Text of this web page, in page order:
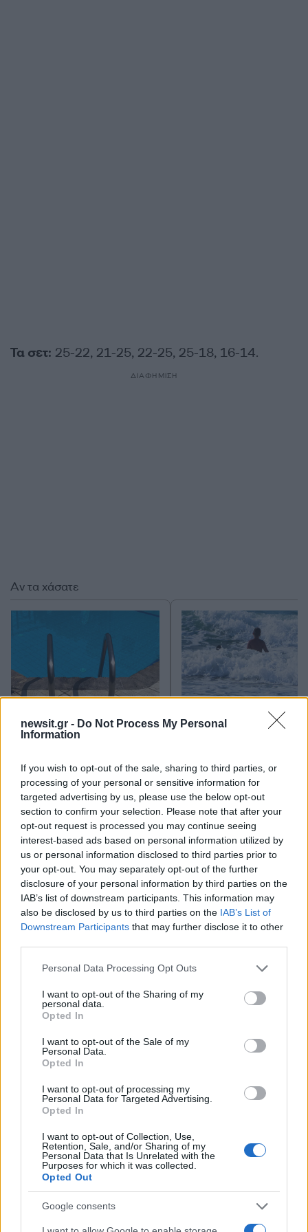
newsit.gr - Do Not Process My Personal
Information
If you wish to opt-out of the sale, sharing to third parties, or
processing of your personal or sensitive information for
targeted advertising by us, please use the below opt-out
section to confirm your selection. Please note that after your
opt-out request is processed you may continue seeing
interest-based ads based on personal information utilized by
us or personal information disclosed to third parties prior to
your opt-out. You may separately opt-out of the further
disclosure of your personal information by third parties on the
IAB’s list of downstream participants. This information may
also be disclosed by us to third parties on the IAB’s List of
Downstream Participants that may further disclose it to other
Please note that this website/app uses one or more Google
not limited to your visit or usage behaviour. You may click to
grant or deny consent to Google and its third-party tags to
use your data for below specified purposes in below Google
consent section.
Personal Data Processing Opt Outs
I want to opt-out of the Sharing of my
personal data.
Opted In
I want to opt-out of the Sale of my
Personal Data.
Opted In
I want to opt-out of processing my
Personal Data for Targeted Advertising.
Opted In
I want to opt-out of Collection, Use,
Retention, Sale, and/or Sharing of my
Personal Data that Is Unrelated with the
Purposes for which it was collected.
Opted Out
Google consents
Τα σετ: 25-22, 21-25, 22-25, 25-18, 16-14.
ΔΙΑΦΗΜΙΣΗ
Σχόλια
Σχολίασε εδώ
50 /50
2000 /2000
Όροι Χρήσης. Το site προστατεύεται από reCAPTCHA, ισχύουν
Πολιτική Απορρήτου
Αθλητικά
VOLLEY LEAGUE
ΠΑΝΑΘΗΝΑΙΚΟΣ
ΠΑΟΚ
Share:
Αν τα χάσατε
Κλειστό μέχρι νεοτέρας το
Απολογείται ο ιδιοκτήτης
που είχε δηλωθεί ως
ναυαγοσώστης
φωτιές, ενισχύονται
άνεμοι τις επόμενες